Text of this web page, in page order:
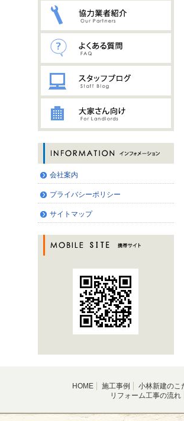
会社案内
プライバシーポリシー
サイトマップ
HOME 施工事例 小林新建のこ
リフォーム工事の流れ